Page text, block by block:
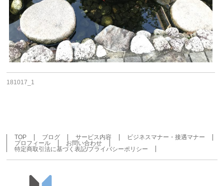
181017_1
TOP ブログ サービス内容
ビジネスマナー・接遇マナー
プロフィール
お問い合わせ
特定商取引法に基づく表記/プライバシーポリシー